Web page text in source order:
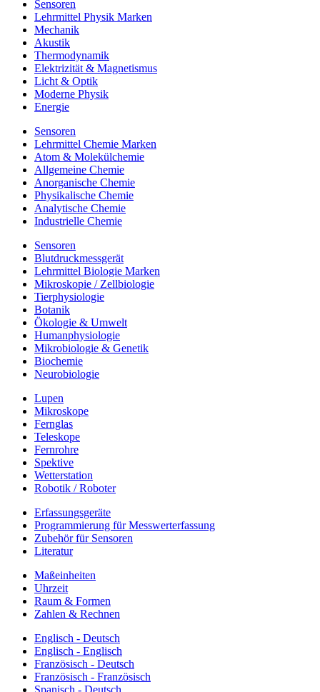
Sensoren
Lehrmittel Physik Marken
Mechanik
Akustik
Thermodynamik
Elektrizität & Magnetismus
Licht & Optik
Moderne Physik
Energie
Sensoren
Lehrmittel Chemie Marken
Atom & Molekülchemie
Allgemeine Chemie
Anorganische Chemie
Physikalische Chemie
Analytische Chemie
Industrielle Chemie
Sensoren
Blutdruckmessgerät
Lehrmittel Biologie Marken
Mikroskopie / Zellbiologie
Tierphysiologie
Botanik
Ökologie & Umwelt
Humanphysiologie
Mikrobiologie & Genetik
Biochemie
Neurobiologie
Lupen
Mikroskope
Fernglas
Teleskope
Fernrohre
Spektive
Wetterstation
Robotik / Roboter
Erfassungsgeräte
Programmierung für Messwerterfassung
Zubehör für Sensoren
Literatur
Maßeinheiten
Uhrzeit
Raum & Formen
Zahlen & Rechnen
Englisch - Deutsch
Englisch - Englisch
Französisch - Deutsch
Französisch - Französisch
Spanisch - Deutsch